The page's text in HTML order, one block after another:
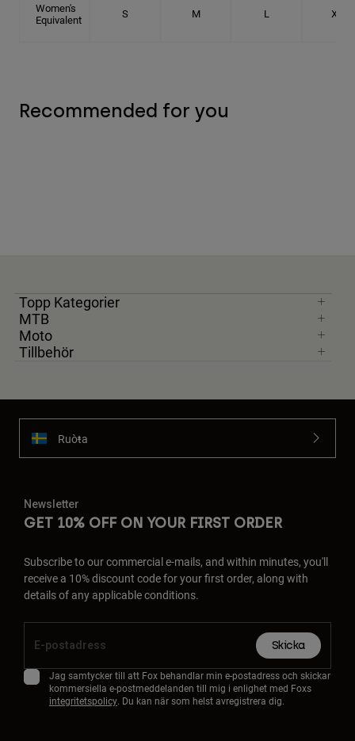
Women's
Equivalent
S M L XL
Recommended for you
Topp Kategorier
MTB
Moto
Tillbehör
Ruoŧŧa
Newsletter
GET 10% OFF ON YOUR FIRST ORDER
Subscribe to our commercial e-mails, and within minutes, you'll
receive a 10% discount code for your first order, along with
details of any applicable conditions.
Skicka
Jag samtycker till att Fox behandlar min e-postadress och skickar
kommersiella e-postmeddelanden till mig i enlighet med Foxs
integritetspolicy. Du kan när som helst avregistrera dig.